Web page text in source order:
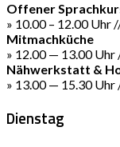
Offener
» 10.00 – 12.00
Mitmachküche
» 12.00 — 13.00
Nähwerkstatt &
» 13.00 — 15.30
Dienstag